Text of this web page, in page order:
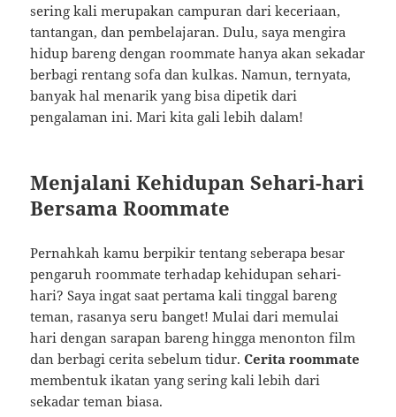
sering kali merupakan campuran dari keceriaan,
tantangan, dan pembelajaran. Dulu, saya mengira
hidup bareng dengan roommate hanya akan sekadar
berbagi rentang sofa dan kulkas. Namun, ternyata,
banyak hal menarik yang bisa dipetik dari
pengalaman ini. Mari kita gali lebih dalam!
Menjalani Kehidupan Sehari-hari
Bersama Roommate
Pernahkah kamu berpikir tentang seberapa besar
pengaruh roommate terhadap kehidupan sehari-
hari? Saya ingat saat pertama kali tinggal bareng
teman, rasanya seru banget! Mulai dari memulai
hari dengan sarapan bareng hingga menonton film
dan berbagi cerita sebelum tidur.Cerita roommate
membentuk ikatan yang sering kali lebih dari
sekadar teman biasa.